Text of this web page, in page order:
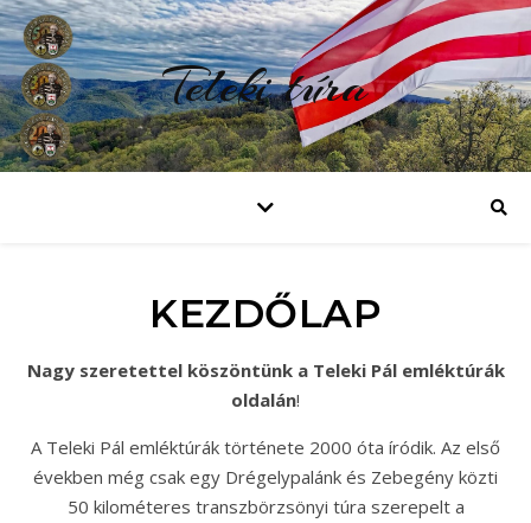
Teleki túra
KEZDŐLAP
Nagy szeretettel köszöntünk a Teleki Pál emléktúrák
oldalán!
A Teleki Pál emléktúrák története 2000 óta íródik. Az első
években még csak egy Drégelypalánk és Zebegény közti
50 kilométeres transzbörzsönyi túra szerepelt a